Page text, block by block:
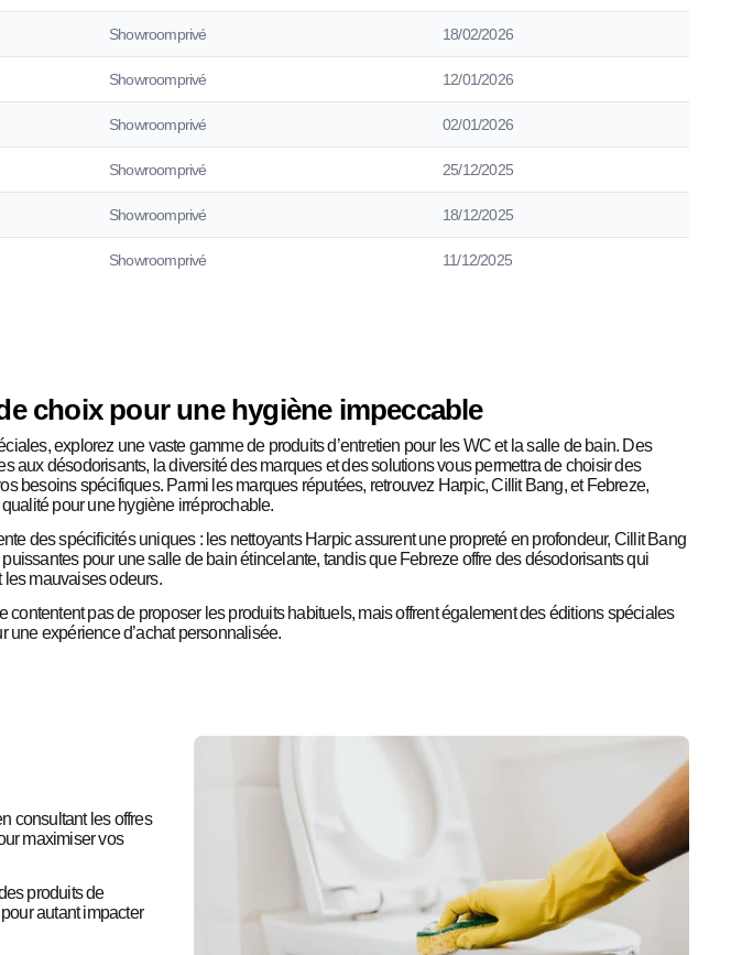
Showroomprivé 18/02/2026
Showroomprivé 12/01/2026
Showroomprivé 02/01/2026
Showroomprivé 25/12/2025
Showroomprivé 18/12/2025
Showroomprivé 11/12/2025
choix pour une hygiène impeccable
explorez une vaste gamme de produits d’entretien pour les WC et la salle de bain. Des
aux désodorisants, la diversité des marques et des solutions vous permettra de choisir des
besoins spécifiques. Parmi les marques réputées, retrouvez Harpic, Cillit Bang, et Febreze,
pour une hygiène irréprochable.
des spécificités uniques : les nettoyants Harpic assurent une propreté en profondeur, Cillit Bang
pour une salle de bain étincelante, tandis que Febreze offre des désodorisants qui
mauvaises odeurs.
contentent pas de proposer les produits habituels, mais offrent également des éditions spéciales
une expérience d’achat personnalisée.
consultant les offres
maximiser vos
produits de
autant impacter